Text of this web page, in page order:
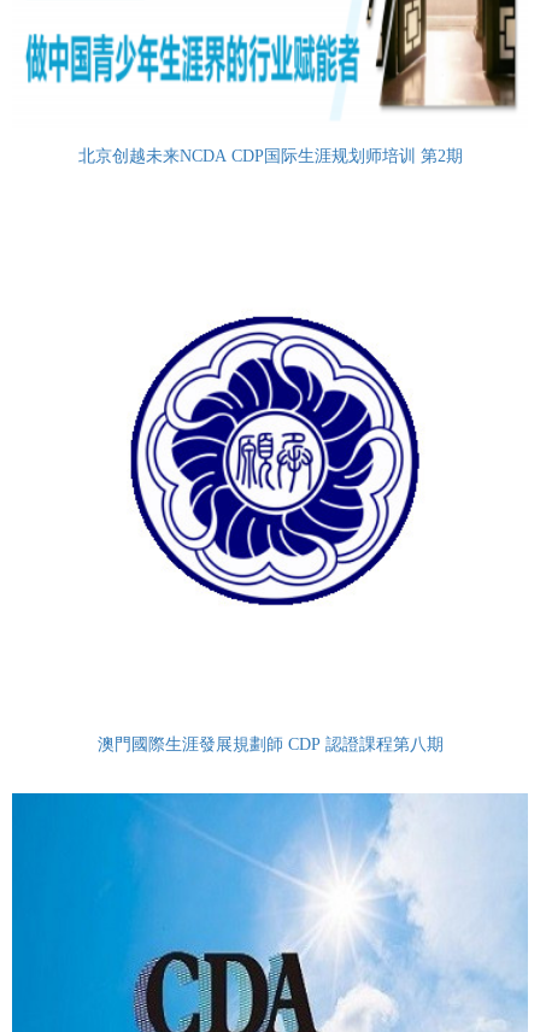
北京创越未来NCDA CDP国际生涯规划师培训 第2期
澳門國際生涯發展規劃師 CDP 認證課程第八期